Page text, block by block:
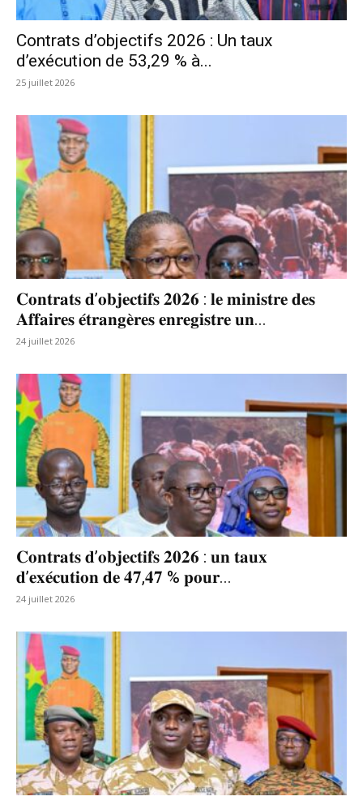
Contrats d’objectifs 2026 : Un taux
d’exécution de 53,29 % à...
25 juillet 2026
𝐂𝐨𝐧𝐭𝐫𝐚𝐭𝐬 𝐝’𝐨𝐛𝐣𝐞𝐜𝐭𝐢𝐟𝐬 𝟐𝟎𝟐𝟔 : 𝐥𝐞 𝐦𝐢𝐧𝐢𝐬𝐭𝐫𝐞 𝐝𝐞𝐬
𝐀𝐟𝐟𝐚𝐢𝐫𝐞𝐬 𝐞́𝐭𝐫𝐚𝐧𝐠𝐞̀𝐫𝐞𝐬 𝐞𝐧𝐫𝐞𝐠𝐢𝐬𝐭𝐫𝐞 𝐮𝐧...
24 juillet 2026
𝐂𝐨𝐧𝐭𝐫𝐚𝐭𝐬 𝐝’𝐨𝐛𝐣𝐞𝐜𝐭𝐢𝐟𝐬 𝟐𝟎𝟐𝟔 : 𝐮𝐧 𝐭𝐚𝐮𝐱
𝐝’𝐞𝐱𝐞́𝐜𝐮𝐭𝐢𝐨𝐧 𝐝𝐞 𝟒𝟕,𝟒𝟕 % 𝐩𝐨𝐮𝐫...
24 juillet 2026